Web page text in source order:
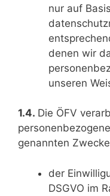
nur auf
denen wir
unseren
1.4. Die ÖFV
genannten
der
DSGVO im